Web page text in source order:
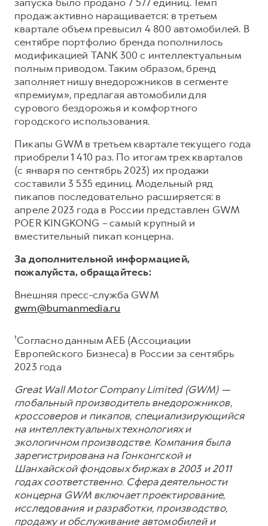
продаж активно наращивается: в третьем
квартале объем превысил 4 800 автомобилей. В
сентябре портфолио бренда пополнилось
модификацией TANK 300 с интеллектуальным
полным приводом. Таким образом, бренд
заполняет нишу внедорожников в сегменте
«премиум», предлагая автомобили для
сурового бездорожья и комфортного
городского использования.
Пикапы GWM в третьем квартале текущего года
приобрели 1 410 раз. По итогам трех кварталов
(с января по сентябрь 2023) их продажи
составили 3 535 единиц. Модельный ряд
пикапов последовательно расширяется: в
апреле 2023 года в России представлен GWM
POER KINGKONG – самый крупный и
вместительный пикап концерна.
За дополнительной информацией,
пожалуйста, обращайтесь:
Внешняя пресс-служба GWM
gwm@bumanmedia.ru
¹Согласно данным АЕБ (Ассоциации
Европейского Бизнеса) в России за сентябрь
2023 года
Great Wall Motor Company Limited (GWM) —
глобальный производитель внедорожников,
кроссоверов и пикапов, специализирующийся
на интеллектуальных технологиях и
экологичном производстве. Компания была
зарегистрирована на Гонконгской и
Шанхайской фондовых биржах в 2003 и 2011
годах соответственно. Сфера деятельности
концерна GWM включает проектирование,
исследования и разработки, производство,
продажу и обслуживание автомобилей и